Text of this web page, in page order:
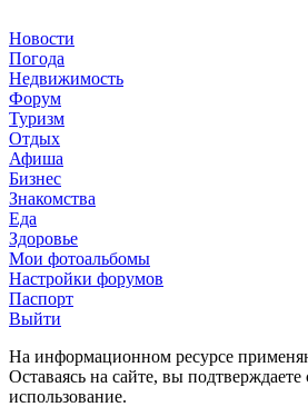
Новости
Погода
Недвижимость
Форум
Туризм
Отдых
Афиша
Бизнес
Знакомства
Еда
Здоровье
Мои фотоальбомы
Настройки форумов
Паспорт
Выйти
На информационном ресурсе
Оставаясь на сайте, вы подтверждаете
использование.